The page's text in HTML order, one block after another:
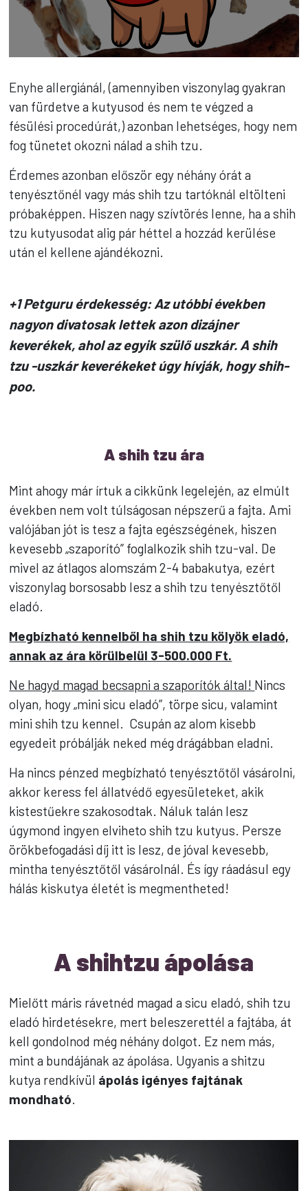
Enyhe allergiánál, (amennyiben viszonylag gyakran
van fürdetve a kutyusod és nem te végzed a
fésülési procedúrát,) azonban lehetséges, hogy nem
fog tünetet okozni nálad a shih tzu.
Érdemes azonban először egy néhány órát a
tenyésztőnél vagy más shih tzu tartóknál eltölteni
próbaképpen. Hiszen nagy szívtörés lenne, ha a shih
tzu kutyusodat alig pár héttel a hozzád kerülése
után el kellene ajándékozni.
+1 Petguru érdekesség: Az utóbbi években
nagyon divatosak lettek azon dizájner
keverékek, ahol az egyik szülő uszkár. A shih
tzu -uszkár keverékeket úgy hívják, hogy shih-
poo.
A shih tzu ára
Mint ahogy már írtuk a cikkünk legelején, az elmúlt
években nem volt túlságosan népszerű a fajta. Ami
valójában jót is tesz a fajta egészségének, hiszen
kevesebb „szaporító” foglalkozik shih tzu-val. De
mivel az átlagos alomszám 2-4 babakutya, ezért
viszonylag borsosabb lesz a shih tzu tenyésztőtől
eladó.
Megbízható kennelből ha shih tzu kölyök eladó,
annak az ára körülbelül 3-500.000 Ft.
Ne hagyd magad becsapni a szaporítók által! Nincs
olyan, hogy „mini sicu eladó”, törpe sicu, valamint
mini shih tzu kennel. Csupán az alom kisebb
egyedeit próbálják neked még drágábban eladni.
Ha nincs pénzed megbízható tenyésztőtől vásárolni,
akkor keress fel állatvédő egyesületeket, akik
kistestűekre szakosodtak. Náluk talán lesz
úgymond ingyen elviheto shih tzu kutyus. Persze
örökbefogadási díj itt is lesz, de jóval kevesebb,
mintha tenyésztőtől vásárolnál. És így ráadásul egy
hálás kiskutya életét is megmentheted!
A shihtzu ápolása
Mielőtt máris rávetnéd magad a sicu eladó, shih tzu
eladó hirdetésekre, mert beleszerettél a fajtába, át
kell gondolnod még néhány dolgot. Ez nem más,
mint a bundájának az ápolása. Ugyanis a shitzu
kutya rendkívül ápolás igényes fajtának
mondható.